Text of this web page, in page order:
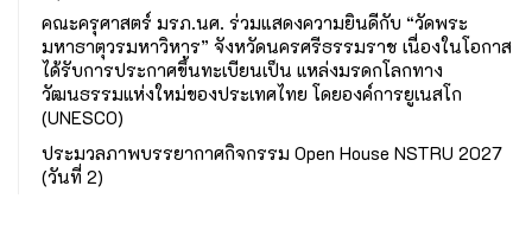
คณะครุศาสตร์ มรภ.นศ. ร่วมแสดงความยินดีกับ “วัดพระ
มหาธาตุวรมหาวิหาร” จังหวัดนครศรีธรรมราช เนื่องในโอกาส
ได้รับการประกาศขึ้นทะเบียนเป็น แหล่งมรดกโลกทาง
วัฒนธรรมแห่งใหม่ของประเทศไทย โดยองค์การยูเนสโก
(UNESCO)
ประมวลภาพบรรยากาศกิจกรรม Open House NSTRU 2027
(วันที่ 2)